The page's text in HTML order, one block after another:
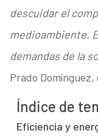
descuidar el
medioambiente.
demandas de la
Prado
Índice de
Eficiencia y